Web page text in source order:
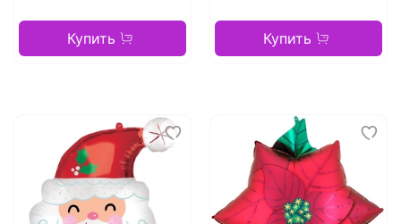
Купить Купить